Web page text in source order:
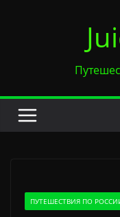
ПУТЕШЕСТВИЯ ПО